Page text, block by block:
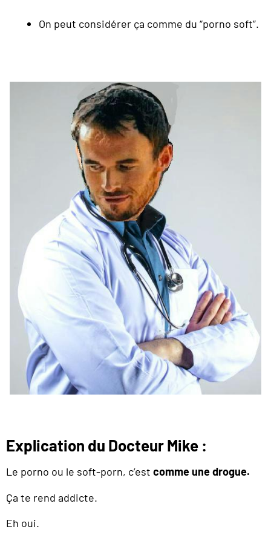
On peut considérer ça comme du “porno soft”.
Explication du Docteur Mike :
Le porno ou le soft-porn, c’est comme une drogue.
Ça te rend addicte.
Eh oui.